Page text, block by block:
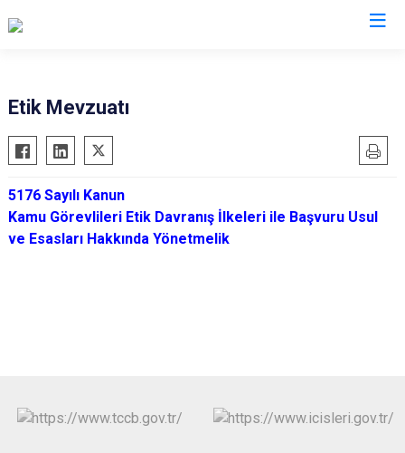
Etik Mevzuatı
5176 Sayılı Kanun
Kamu Görevlileri Etik Davranış İlkeleri ile Başvuru Usul
ve Esasları Hakkında Yönetmelik